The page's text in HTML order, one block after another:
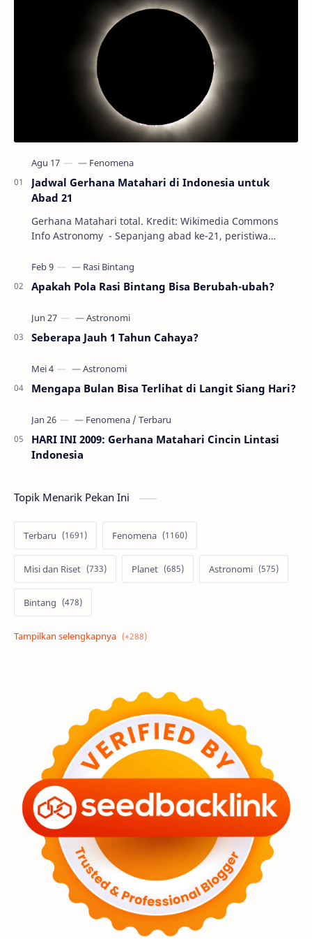
Jadwal Gerhana Matahari di Indonesia untuk
Abad 21
Gerhana Matahari total. Kredit: Wikimedia Commons
Info Astronomy - Sepanjang abad ke-21, peristiwa
Apakah Pola Rasi Bintang Bisa Berubah-ubah?
Seberapa Jauh 1 Tahun Cahaya?
Mengapa Bulan Bisa Terlihat di Langit Siang Hari?
HARI INI 2009: Gerhana Matahari Cincin Lintasi
Indonesia
Topik Menarik Pekan Ini
Terbaru Fenomena
Misi dan Riset Planet Astronomi
Bintang
Alam semesta Galaksi
Tata Surya Hype
Asteroid Observasi
Premium Komet Bulan
Penelitian Serba-serbi Satelit
Luar Angkasa Video Aurora
Supernova Nebula Sponsored
Featured Mars